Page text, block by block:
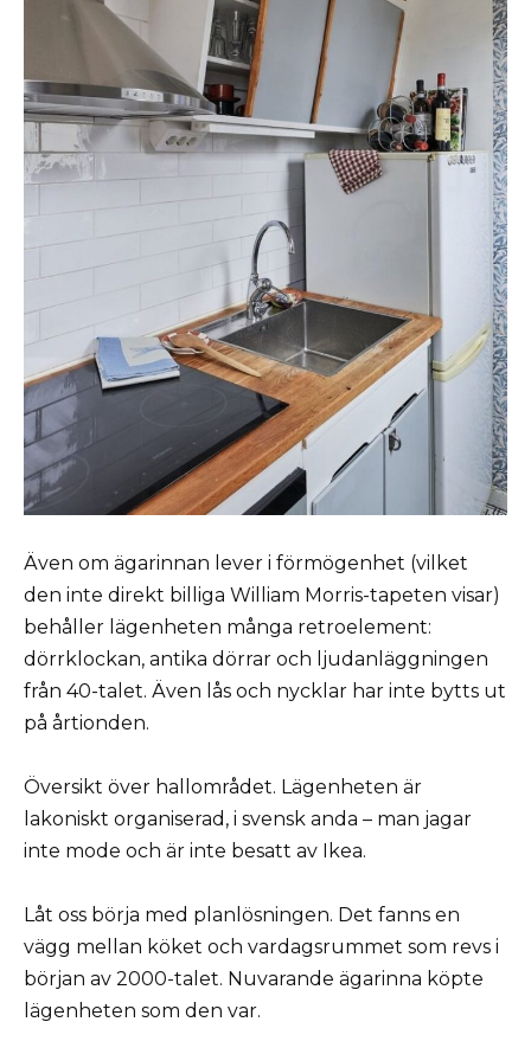
Även om ägarinnan lever i förmögenhet (vilket
den inte direkt billiga William Morris-tapeten visar)
behåller lägenheten många retro­element:
dörrklockan, antika dörrar och ljudanläggningen
från 40-talet. Även lås och nycklar har inte bytts ut
på årtionden.
Översikt över hallområdet. Lägenheten är
lakoniskt organiserad, i svensk anda – man jagar
inte mode och är inte besatt av Ikea.
Låt oss börja med planlösningen. Det fanns en
vägg mellan köket och vardagsrummet som revs i
början av 2000-talet. Nuvarande ägarinna köpte
lägenheten som den var.